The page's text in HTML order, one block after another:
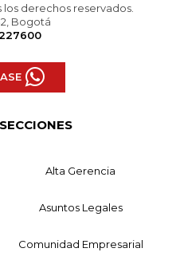
los derechos reservados.
Bogotá
Alta Gerencia
Asuntos Legales
Comunidad Empresarial